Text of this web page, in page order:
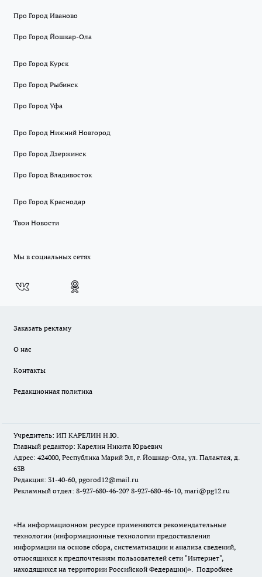
Про Город Иваново
Про Город Йошкар-Ола
Про Город Курск
Про Город Рыбинск
Про Город Уфа
Про Город Нижний Новгород
Про Город Дзержинск
Про Город Владивосток
Про Город Краснодар
Твои Новости
Мы в социальных сетях
Заказать рекламу
О нас
Контакты
Редакционная политика
Учредитель: ИП КАРЕЛИН Н.Ю.
Главный редактор: Карелин Никита Юрьевич
Адрес: 424000, Республика Марий Эл, г. Йошкар-Ола, ул. Палантая, д.
63В
Редакция: 31-40-60, pgorod12@mail.ru
Рекламный отдел: 8-927-680-46-20? 8-927-680-46-10, mari@pg12.ru
«На информационном ресурсе применяются рекомендательные
технологии (информационные технологии предоставления
информации на основе сбора, систематизации и анализа сведений,
относящихся к предпочтениям пользователей сети "Интернет",
находящихся на территории Российской Федерации)». Подробнее